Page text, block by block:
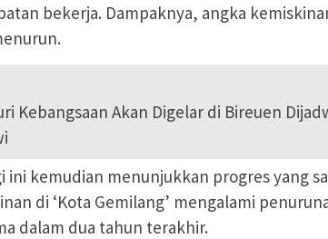
bekerja. Dampaknya, angka
Kebangsaan Akan Digelar di Bireuen
ini kemudian menunjukkan progres yang
di ‘Kota Gemilang’ mengalami
dalam dua tahun terakhir.